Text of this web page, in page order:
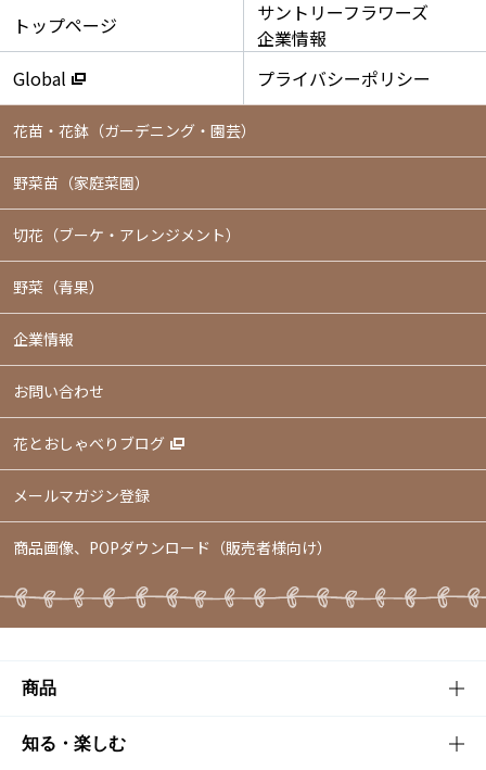
トップページ
サントリーフラワーズ
企業情報
Global
プライバシーポリシー
花苗・花鉢 （ガーデニング・園芸）
野菜苗（家庭菜園）
切花（ブーケ・アレンジメント）
野菜（青果）
企業情報
お問い合わせ
花とおしゃべりブログ
メールマガジン登録
商品画像、POPダウンロード（販売者様向け）
商品
商品TOP
知る・楽しむ